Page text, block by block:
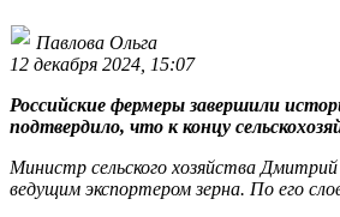
Павлова Ольга
12 декабря 2024, 15:07
Российские фермеры завершили
подтвердило, что к концу
Министр сельского хозяйства
ведущим экспортером зерна. По его